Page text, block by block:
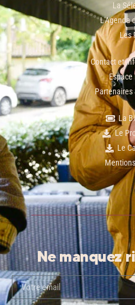
La
L'Agenda
Les
Contact et
Espace
Partenaires
La
Le
Le
Ne manquez